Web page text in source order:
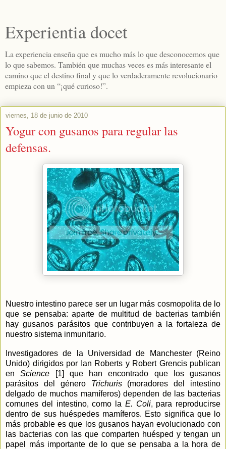
Experientia docet
La experiencia enseña que es mucho más lo que desconocemos que
lo que sabemos. También que muchas veces es más interesante el
camino que el destino final y que lo verdaderamente revolucionario
empieza con un “¡qué curioso!”.
viernes, 18 de junio de 2010
Yogur con gusanos para regular las
defensas.
Nuestro intestino parece ser un lugar más cosmopolita de lo
que se pensaba: aparte de multitud de bacterias también
hay gusanos parásitos que contribuyen a la fortaleza de
nuestro sistema inmunitario.
Investigadores de la Universidad
de Manchester (Reino
Unido) dirigidos por Ian Roberts y Robert Grencis publican
enScience [1] que han encontrado que los gusanos
parásitos del género Trichuris(moradores del intestino
delgado de muchos mamíferos) dependen de las bacterias
comunes del intestino, como
la E. Coli, para reproducirse
dentro de sus huéspedes mamíferos. Esto significa que lo
más probable es que los gusanos hayan evolucionado con
las bacterias con las que comparten huésped y tengan un
papel más importante de lo que se pensaba a la hora de